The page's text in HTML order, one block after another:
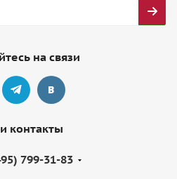
на связи
контакты
799-31-83